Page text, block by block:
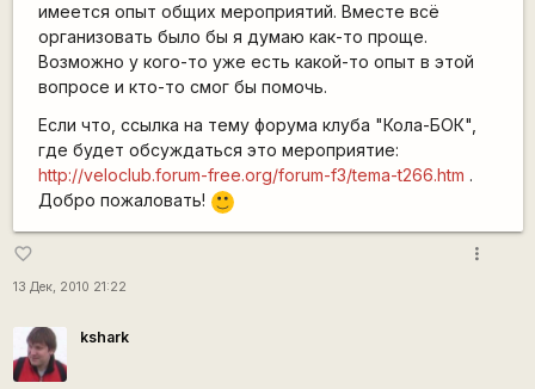
имеется опыт общих мероприятий. Вместе всё
организовать было бы я думаю как-то проще.
Возможно у кого-то уже есть какой-то опыт в этой
вопросе и кто-то смог бы помочь.
Если что, ссылка на тему форума клуба "Кола-БОК",
где будет обсуждаться это мероприятие:
http://veloclub.forum-free.org/forum-f3/tema-t266.htm .
Добро пожаловать!
:)
favorite_border
13 Дек, 2010 21:22
more_vert
kshark